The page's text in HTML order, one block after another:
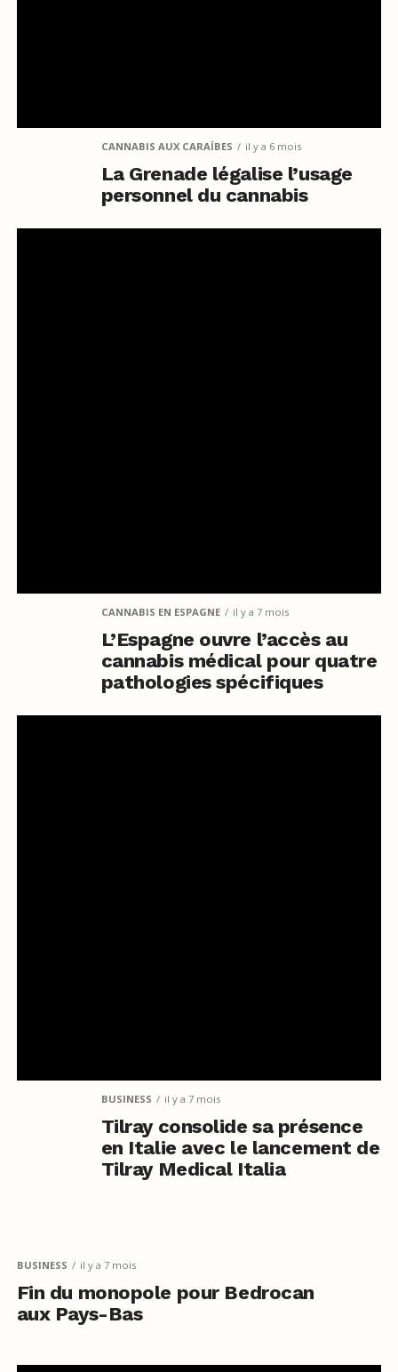
CANNABIS AUX CARAÏBES il y a 6 mois
La Grenade légalise l’usage
personnel du cannabis
CANNABIS EN ESPAGNE il y a 7 mois
L’Espagne ouvre l’accès au
cannabis médical pour quatre
pathologies spécifiques
BUSINESS il y a 7 mois
Tilray consolide sa présence
en Italie avec le lancement de
Tilray Medical Italia
BUSINESS il y a 7 mois
Fin du monopole pour Bedrocan
aux Pays-Bas